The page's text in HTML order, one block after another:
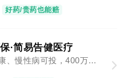
好药/贵药也能赔
·简易告健医疗
特定亚健康、慢性病可投，400万保障总额